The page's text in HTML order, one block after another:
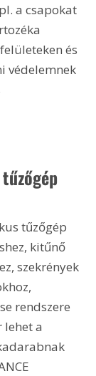
a csapokat
és
védelemnek
tűzőgép
kitűnő
szekrények
rendszere
a